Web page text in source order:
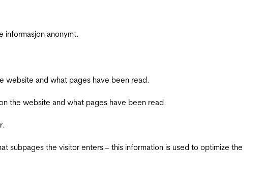
informasjon anonymt.
website and what pages have been read.
the website and what pages have been read.
subpages the visitor enters – this information is used to optimize the